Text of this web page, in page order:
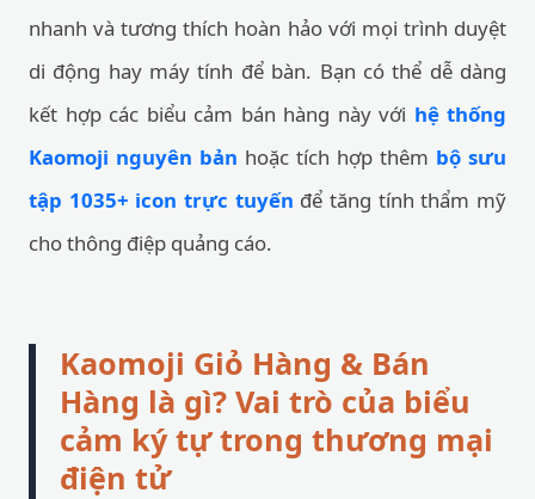
nhanh và tương thích hoàn hảo với mọi trình duyệt
di động hay máy tính để bàn. Bạn có thể dễ dàng
kết hợp các biểu cảm bán hàng này với hệ thống
Kaomoji nguyên bản hoặc tích hợp thêm bộ sưu
tập 1035+ icon trực tuyến để tăng tính thẩm mỹ
cho thông điệp quảng cáo.
Kaomoji Giỏ Hàng & Bán
Hàng là gì? Vai trò của biểu
cảm ký tự trong thương mại
điện tử